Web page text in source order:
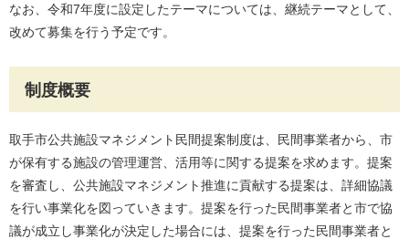
なお、令和7年度に設定したテーマについては、継続テーマとして、
改めて募集を行う予定です。
制度概要
取手市公共施設マネジメント民間提案制度は、民間事業者から、市
が保有する施設の管理運営、活用等に関する提案を求めます。提案
を審査し、公共施設マネジメント推進に貢献する提案は、詳細協議
を行い事業化を図っていきます。提案を行った民間事業者と市で協
議が成立し事業化が決定した場合には、提案を行った民間事業者と